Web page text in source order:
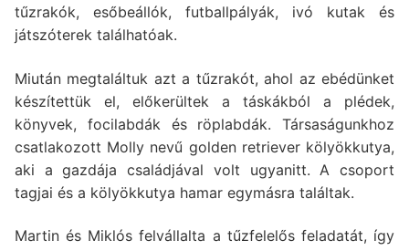
tűzrakók, esőbeállók, futballpályák, ivó kutak és
játszóterek találhatóak.
Miután megtaláltuk azt a tűzrakót, ahol az ebédünket
készítettük el, előkerültek a táskákból a plédek,
könyvek, focilabdák és röplabdák. Társaságunkhoz
csatlakozott Molly nevű golden retriever kölyökkutya,
aki a gazdája családjával volt ugyanitt. A csoport
tagjai és a kölyökkutya hamar egymásra találtak.
Martin és Miklós felvállalta a tűzfelelős feladatát, így